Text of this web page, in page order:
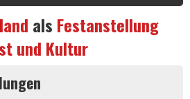
als Festanstellung
und Kultur